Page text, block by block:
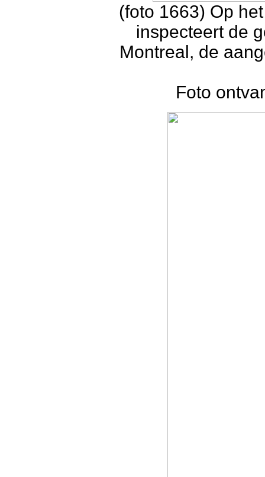
(foto 1663) Op
inspecteert de
Montreal, de
Foto